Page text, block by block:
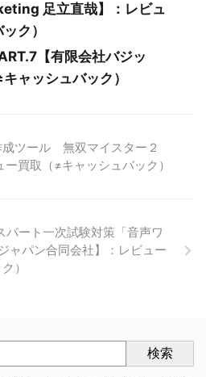
足立直哉】：レビュ
ク）
【有限会社バジッ
ャッシュバック）
成ツール 無双マイスター２
ー買取（≠キャッシュバック）
パート一次試験対策「音声ワ
ャパン合同会社】：レビュー
）
検索